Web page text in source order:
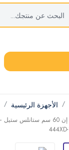
الأجهزة الرئيسية